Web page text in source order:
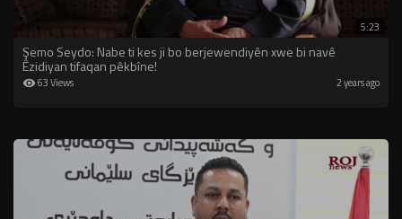
5:23
Şemo Seydo: Nabe ti kes ji bo berjewendiyên xwe bi navê
Êzidiyan tifaqan pêkbîne!
63 Views 2 years ago